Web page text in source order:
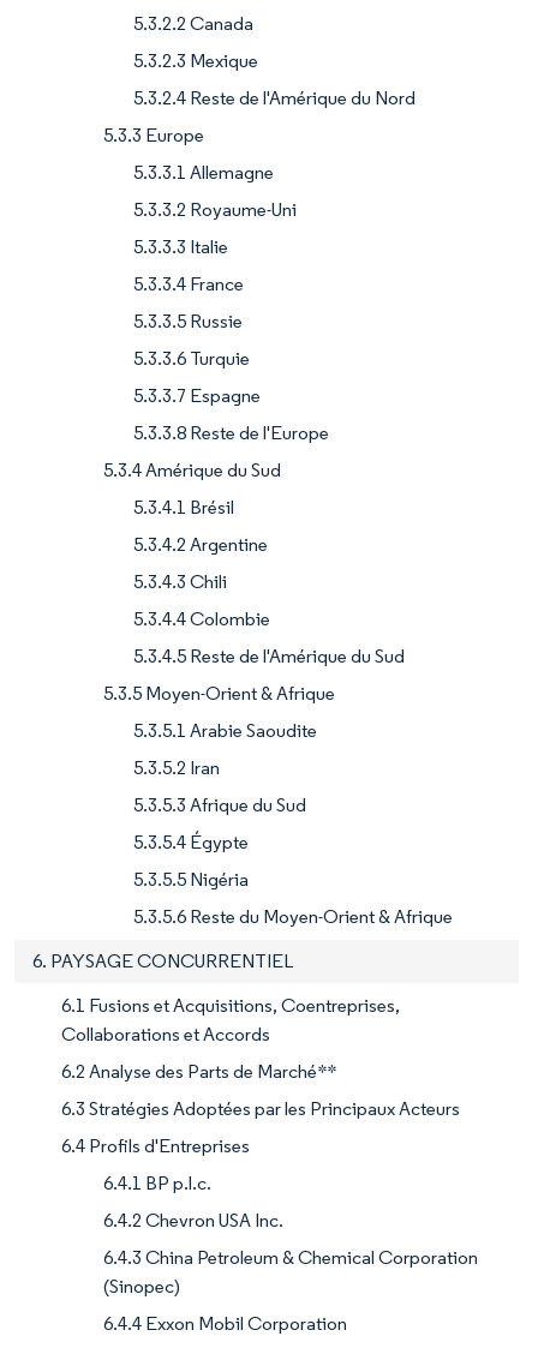
5.3.2.2 Canada
5.3.2.3 Mexique
5.3.2.4 Reste de l'Amérique du Nord
5.3.3 Europe
5.3.3.1 Allemagne
5.3.3.2 Royaume-Uni
5.3.3.3 Italie
5.3.3.4 France
5.3.3.5 Russie
5.3.3.6 Turquie
5.3.3.7 Espagne
5.3.3.8 Reste de l'Europe
5.3.4 Amérique du Sud
5.3.4.1 Brésil
5.3.4.2 Argentine
5.3.4.3 Chili
5.3.4.4 Colombie
5.3.4.5 Reste de l'Amérique du Sud
5.3.5 Moyen-Orient & Afrique
5.3.5.1 Arabie Saoudite
5.3.5.2 Iran
5.3.5.3 Afrique du Sud
5.3.5.4 Égypte
5.3.5.5 Nigéria
5.3.5.6 Reste du Moyen-Orient & Afrique
6. PAYSAGE CONCURRENTIEL
6.1 Fusions et Acquisitions, Coentreprises,
Collaborations et Accords
6.2 Analyse des Parts de Marché**
6.3 Stratégies Adoptées par les Principaux Acteurs
6.4 Profils d'Entreprises
6.4.1 BP p.l.c.
6.4.2 Chevron USA Inc.
6.4.3 China Petroleum & Chemical Corporation
(Sinopec)
6.4.4 Exxon Mobil Corporation